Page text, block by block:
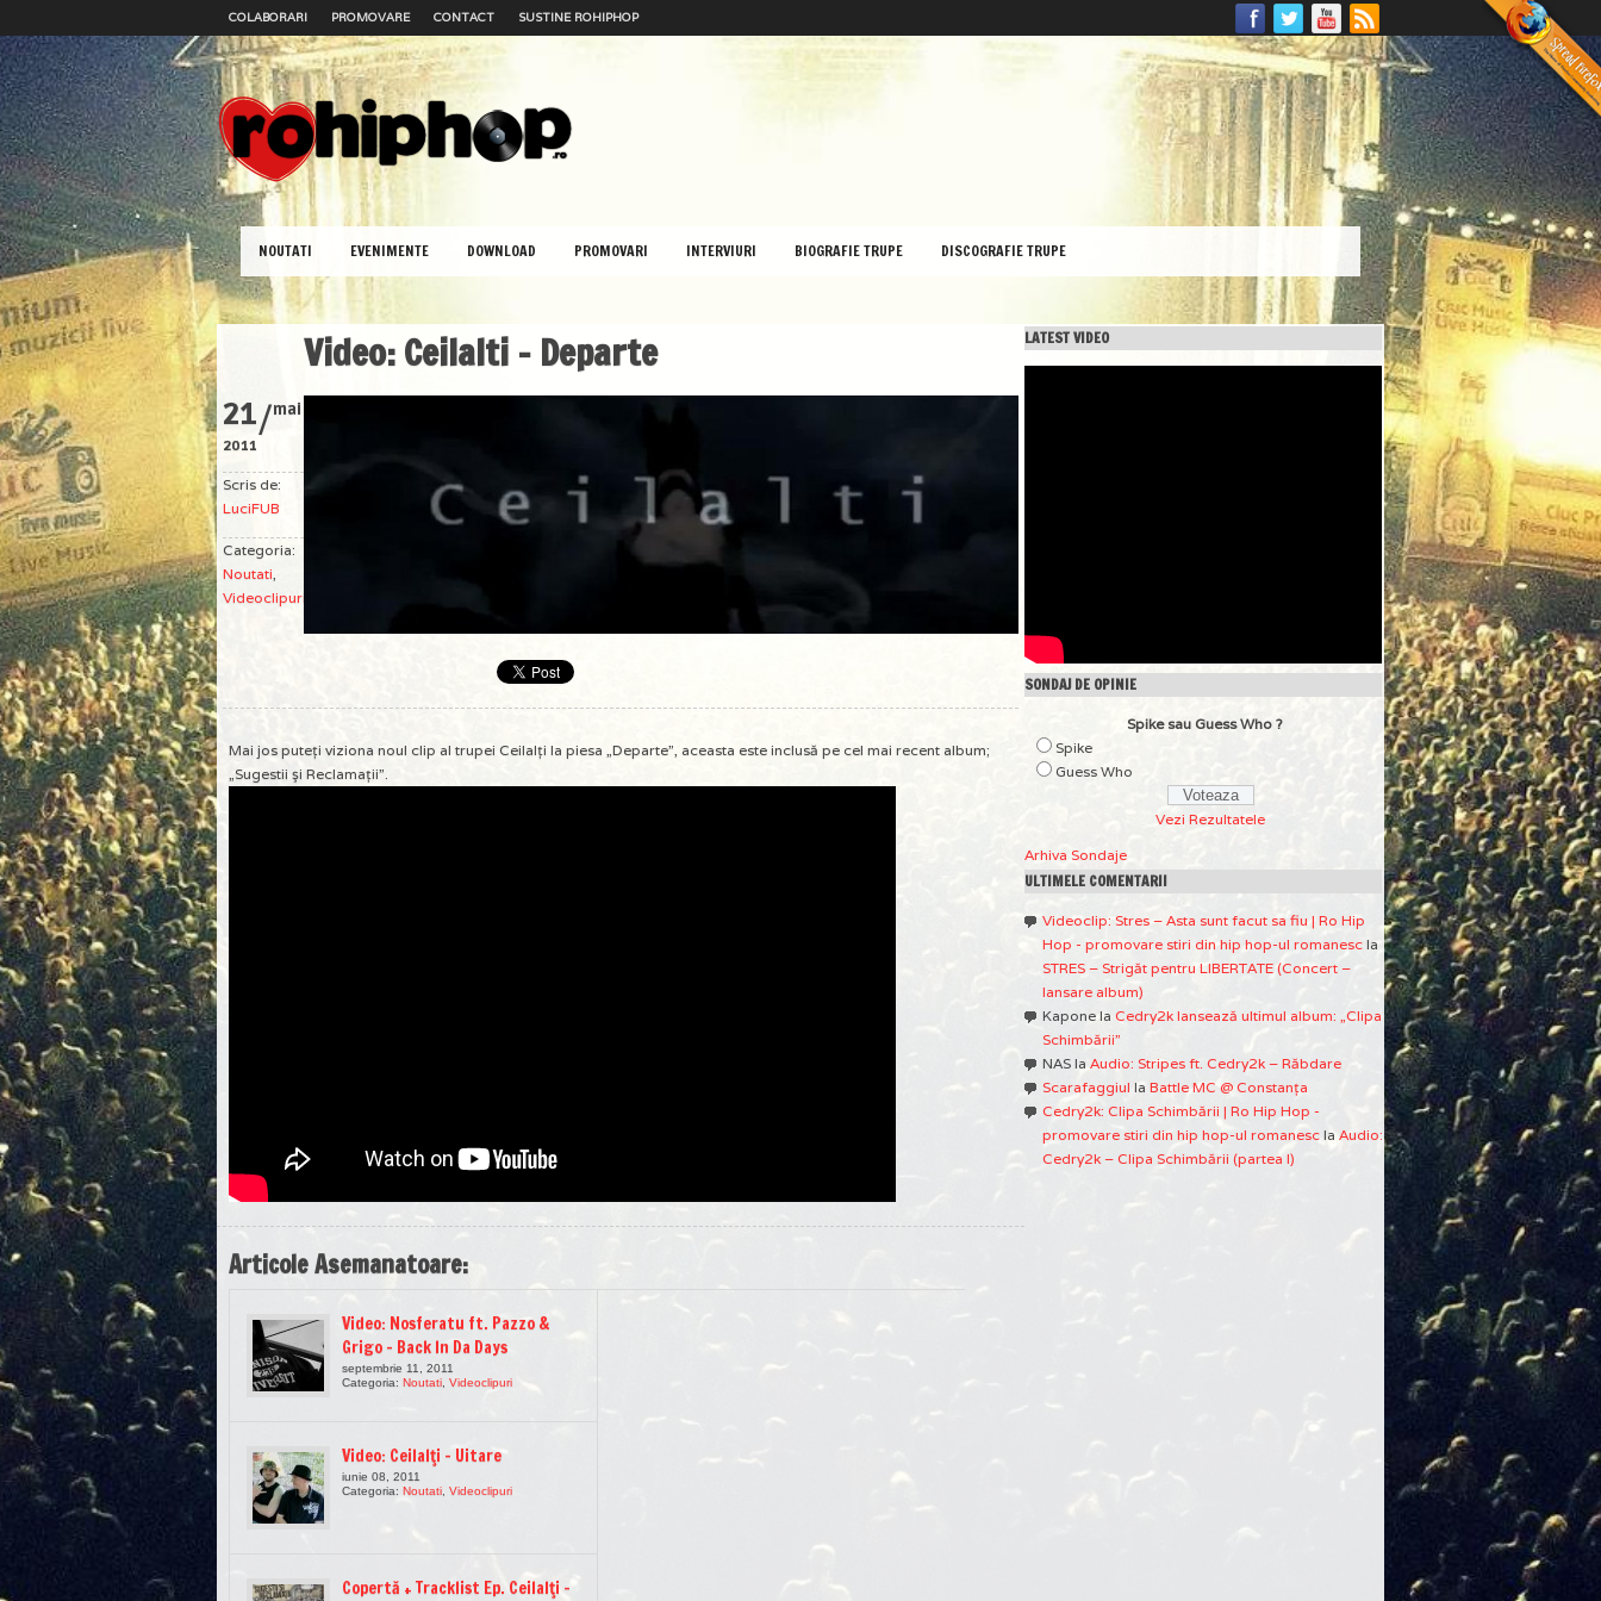
COLABORARI PROMOVARE CONTACT SUSTINE ROHIPHOP
NOUTATI EVENIMENTE DOWNLOAD PROMOVARI INTERVIURI BIOGRAFIE TRUPE DISCOGRAFIE TRUPE
Video: Ceilalti – Departe
21/mai
2011
Scris de:
LuciFUB
Categoria:
Noutati,
Videoclipuri
Mai jos puteţi viziona noul clip al trupei Ceilalţi la piesa „Departe”, aceasta este inclusă pe cel mai recent album;
„Sugestii şi Reclamaţii”.
Articole Asemanatoare:
Video: Nosferatu ft. Pazzo &
Grigo – Back In Da Days
septembrie 11, 2011
Categoria: Noutati Videoclipuri
Video: Ceilalţi – Uitare
iunie 08, 2011
Categoria: Noutati Videoclipuri
Copertă + Tracklist Ep. Ceilalţi –
LATEST VIDEO
SONDAJ DE OPINIE
Spike sau Guess Who ?
Spike
Guess Who
Vezi Rezultatele
Arhiva Sondaje
ULTIMELE COMENTARII
Videoclip: Stres – Asta sunt facut sa fiu | Ro Hip
Hop - promovare stiri din hip hop-ul romanesc la
STRES – Strigăt pentru LIBERTATE (Concert –
lansare album)
Kapone la Cedry2k lansează ultimul album: „Clipa
Schimbării”
NAS la Audio: Stripes ft. Cedry2k – Răbdare
Scarafaggiul la Battle MC @ Constanţa
Cedry2k: Clipa Schimbării | Ro Hip Hop -
promovare stiri din hip hop-ul romanesc la Audio:
Cedry2k – Clipa Schimbării (partea I)